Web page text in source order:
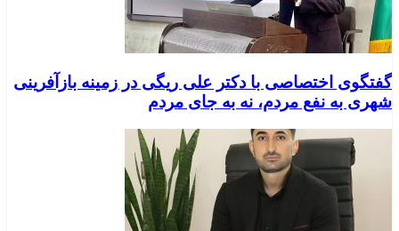
گفتگوی اختصاصی با دکتر علی ریگی در زمینه بازآفرینی
شهری به نفع مردم، نه به جای مردم